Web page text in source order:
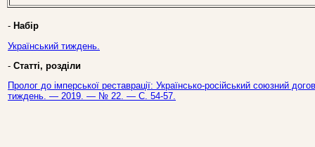
- Набір
Український тиждень.
- Статті, розділи
Пролог до імперської реставрації: Українсько-російський союзний
тиждень. — 2019. — № 22. — С. 54-57.